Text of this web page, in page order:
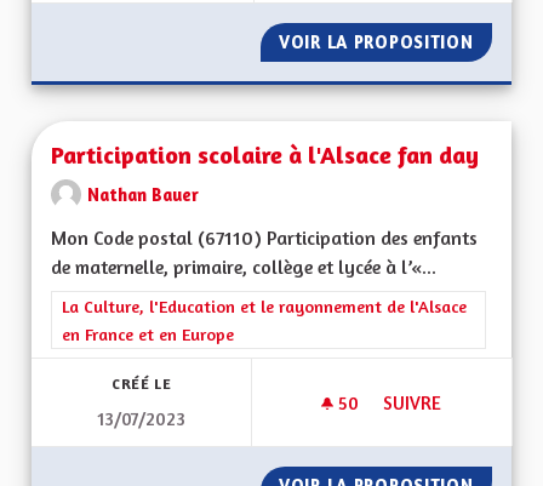
VOIR LA PROPOSITION
Participation scolaire à l'Alsace fan day
Nathan Bauer
Mon Code postal (67110) Participation des enfants
de maternelle, primaire, collège et lycée à l’«...
Filtrer les résultats de la catégorie : La Culture, l'Education et
La Culture, l'Education et le rayonnement de l'Alsace
en France et en Europe
CRÉÉ LE
13/07/2023
50 50 ABONNÉS
SUIVRE